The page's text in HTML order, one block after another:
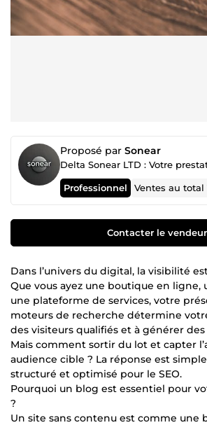
Proposé par Sonear
Professionnel Ventes au total
Contacter le vendeur
Dans l’univers du digital, la visibilité
Que vous ayez une boutique en ligne,
une plateforme de services, votre
moteurs de recherche détermine
des visiteurs qualifiés et à générer
Mais comment sortir du lot et capter
audience cible ? La réponse est
structuré et optimisé pour le SEO.
Pourquoi un blog est essentiel pour
?
Un site sans contenu est comme une